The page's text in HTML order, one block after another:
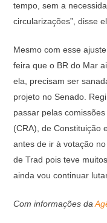
tempo, sem a
circularizações”, disse
Mesmo com esse
feira que o BR do Mar
ela, precisam ser
projeto no Senado.
passar pelas
(CRA), de Constituição
antes de ir à votação
de Trad pois teve
ainda vou continuar
Com informações da